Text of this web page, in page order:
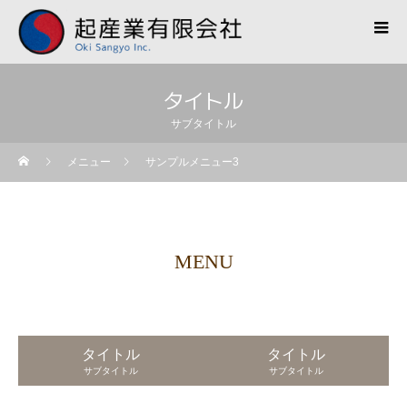
タイトル
サブタイトル
メニュー サンプルメニュー3
MENU
タイトル
サブタイトル
タイトル
サブタイトル